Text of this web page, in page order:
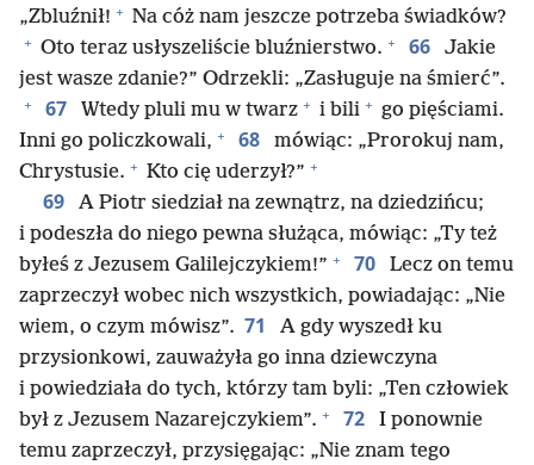
„Zbluźnił! + Na cóż nam jeszcze potrzeba świadków?
+ Oto teraz usłyszeliście bluźnierstwo. + 66
Jakie
jest wasze zdanie?” Odrzekli: „Zasługuje na śmierć”.
+ 67 Wtedy pluli mu w twarz + i bili + go pięściami.
Inni go policzkowali, + 68
mówiąc: „Prorokuj nam,
Chrystusie. + Kto cię uderzył?” +
69
A Piotr siedział na zewnątrz, na dziedzińcu;
i podeszła do niego pewna służąca, mówiąc: „Ty też
byłeś z Jezusem Galilejczykiem!” + 70
Lecz on temu
zaprzeczył wobec nich wszystkich, powiadając: „Nie
wiem, o czym mówisz”. 71
A gdy wyszedł ku
przysionkowi, zauważyła go inna dziewczyna
i powiedziała do tych, którzy tam byli: „Ten człowiek
był z Jezusem Nazarejczykiem”. + 72
I ponownie
temu zaprzeczył, przysięgając: „Nie znam tego